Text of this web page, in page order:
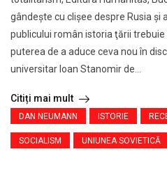
gândeşte cu clişee despre Rusia şi
publicului român istoria ţării
puterea de a aduce ceva nou în
universitar Ioan Stanomir de...
Citiți mai mult
DAN NEUMANN ISTORIE
SOCIALISM UNIUNEA SOVIETICĂ